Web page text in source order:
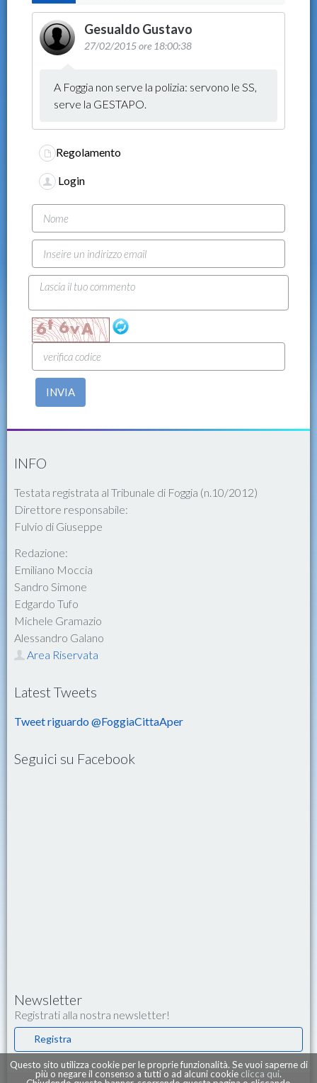
Questo sito utilizza cookie per le proprie funzionalità. Se vuoi saperne di
più o negare il consenso a tutti o ad alcuni cookie clicca qui.
Gesualdo Gustavo
27/02/2015 ore 18:00:38
A Foggia non serve la polizia: servono le SS,
serve la GESTAPO.
Regolamento
Login
INVIA
INFO
Testata registrata al Tribunale di Foggia (n.10/2012)
Direttore responsabile:
Fulvio di Giuseppe
Redazione:
Emiliano Moccia
Sandro Simone
Edgardo Tufo
Michele Gramazio
Alessandro Galano
Area Riservata
Latest Tweets
Tweet riguardo @FoggiaCittaAper
Seguici su Facebook
Newsletter
Registrati alla nostra newsletter!
Registra